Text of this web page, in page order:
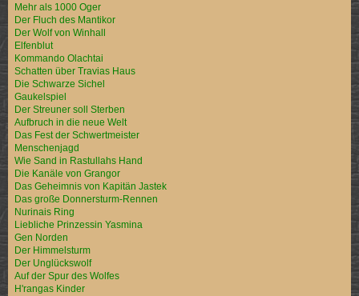
Mehr als 1000 Oger
Der Fluch des Mantikor
Der Wolf von Winhall
Elfenblut
Kommando Olachtai
Schatten über Travias Haus
Die Schwarze Sichel
Gaukelspiel
Der Streuner soll Sterben
Aufbruch in die neue Welt
Das Fest der Schwertmeister
Menschenjagd
Wie Sand in Rastullahs Hand
Die Kanäle von Grangor
Das Geheimnis von Kapitän Jastek
Das große Donnersturm-Rennen
Nurinais Ring
Liebliche Prinzessin Yasmina
Gen Norden
Der Himmelsturm
Der Unglückswolf
Auf der Spur des Wolfes
H'rangas Kinder